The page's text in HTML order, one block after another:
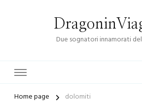
Due sognatori innamorati
Home page dolomiti